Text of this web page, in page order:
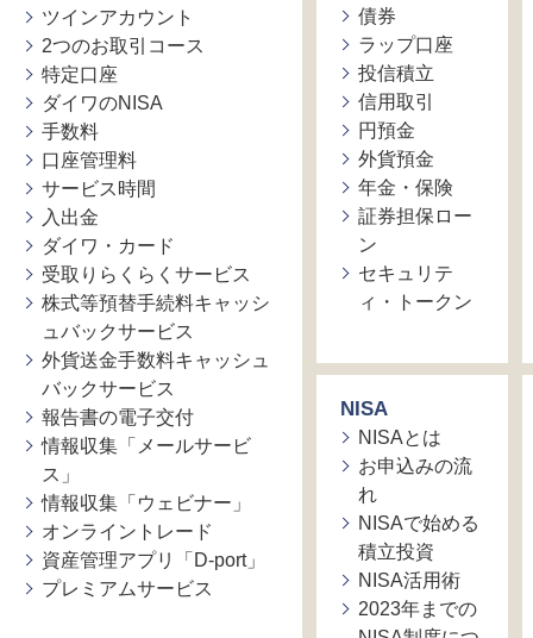
ツインアカウント
2つのお取引コース
特定口座
ダイワのNISA
手数料
口座管理料
サービス時間
入出金
ダイワ・カード
受取りらくらくサービス
株式等預替手続料キャッシ
ュバックサービス
外貨送金手数料キャッシュ
バックサービス
報告書の電子交付
情報収集「メールサービ
ス」
情報収集「ウェビナー」
オンライントレード
資産管理アプリ「D-port」
プレミアムサービス
債券
ラップ口座
投信積立
信用取引
円預金
外貨預金
年金・保険
証券担保ロー
ン
セキュリテ
ィ・トークン
NISA
NISAとは
お申込みの流
れ
NISAで始める
積立投資
NISA活用術
2023年までの